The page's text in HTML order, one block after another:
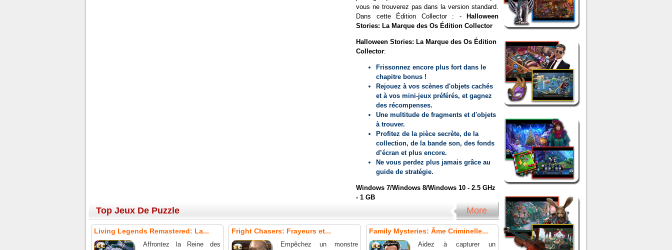
vous ne trouverez pas dans la version standard.
Dans cette Édition Collector : -
Halloween
Stories: La Marque des Os Édition Collector
Halloween Stories: La Marque des Os Édition
Collector:
Frissonnez encore plus fort dans le
chapitre bonus !
Rejouez à vos scènes d'objets cachés
et à vos mini-jeux préférés, et gagnez
des récompenses.
Une multitude de fragments et d'objets
à trouver.
Profitez de la pièce secrète, de la
collection, de la bande son, des fonds
d’écran et plus encore.
Ne vous perdez plus jamais grâce au
guide de stratégie.
Windows 7/Windows 8/Windows 10 - 2.5 GHz
- 1 GB
Top Jeux De Puzzle More
Living Legends Remastered: La...
Affrontez la Reine des
Fright Chasers: Frayeurs et...
Empêchez un monstre
Family Mysteries: Âme Criminelle...
Aidez à capturer un